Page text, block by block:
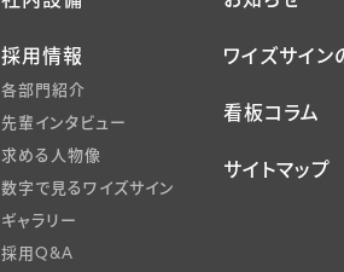
採用情報
各部門紹介
先輩インタビュー
求める人物像
数字で見るワイズサイン
ギャラリー
採用Q&A
ワイズサイン
看板コラム
サイトマップ